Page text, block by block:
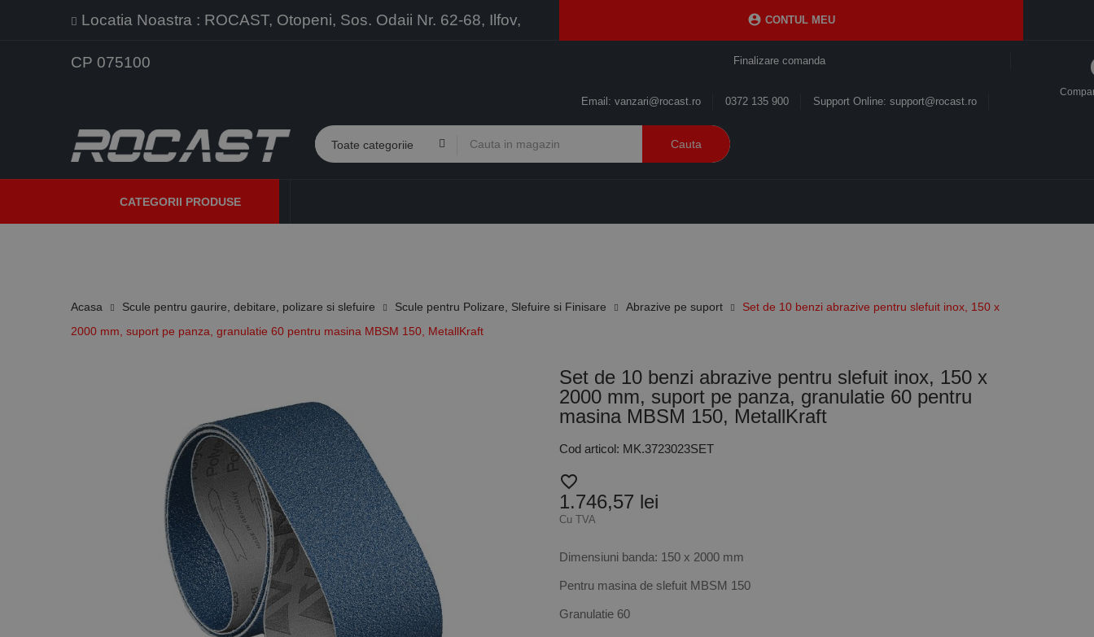
Locatia Noastra : ROCAST, Otopeni, Sos. Odaii Nr. 62-68, Ilfov,
CP 075100
 CONTUL MEU
Finalizare comanda
Support Online: support@rocast.ro
0372 135 900
Email: vanzari@rocast.ro
Cauta
CATEGORII PRODUSE
Acasa Scule pentru gaurire, debitare, polizare si slefuire Scule pentru Polizare, Slefuire si Finisare Abrazive pe suport
Set de 10 benzi abrazive pentru slefuit inox, 150 x
2000 mm, suport pe panza, granulatie 60 pentru masina MBSM 150, MetallKraft
Set de 10 benzi abrazive pentru slefuit inox, 150 x
2000 mm, suport pe panza, granulatie 60 pentru
masina MBSM 150, MetallKraft
Cod articol: MK.3723023SET
favorite_border
1.746,57 lei
Cu TVA
Dimensiuni banda: 150 x 2000 mm
Pentru masina de slefuit MBSM 150
Granulatie 60